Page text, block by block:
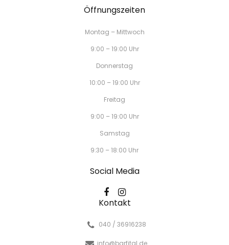
Öffnungszeiten
Montag – Mittwoch
9:00 – 19:00 Uhr
Donnerstag
10:00 – 19:00 Uhr
Freitag
9:00 – 19:00 Uhr
Samstag
9:30 – 18:00 Uhr
Social Media
Kontakt
040 / 36916238
info@barfital.de